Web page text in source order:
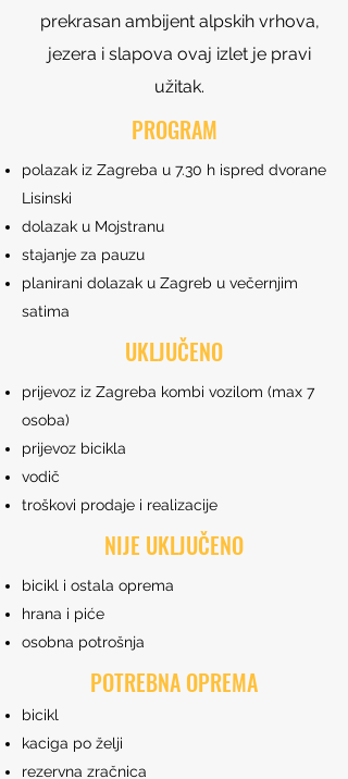
prekrasan ambijent alpskih vrhova,
jezera i slapova ovaj izlet je pravi
užitak.
PROGRAM
polazak iz Zagreba u 7.30 h ispred dvorane
Lisinski
dolazak u Mojstranu
stajanje za pauzu
planirani dolazak u Zagreb u večernjim
satima
UKLJUČENO
prijevoz iz Zagreba kombi vozilom (max 7
osoba)
prijevoz bicikla
vodič
troškovi prodaje i realizacije
NIJE UKLJUČENO
bicikl i ostala oprema
hrana i piće
osobna potrošnja
POTREBNA OPREMA
bicikl
kaciga po želji
rezervna zračnica